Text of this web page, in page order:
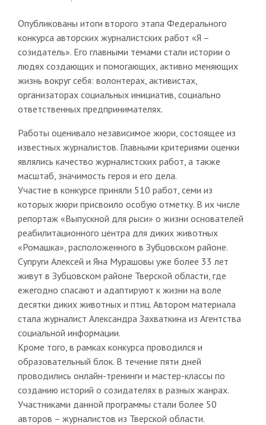
Опубликованы итоги второго этапа Федерального
конкурса авторских журналистских работ «Я –
созидатель». Его главными темами стали истории о
людях создающих и помогающих, активно меняющих
жизнь вокруг себя: волонтерах, активистах,
организаторах социальных инициатив, социально
ответственных предпринимателях.
Работы оценивало независимое жюри, состоящее из
известных журналистов. Главными критериями оценки
являлись качество журналистских работ, а также
масштаб, значимость героя и его дела.
Участие в конкурсе приняли 510 работ, семи из
которых жюри присвоило особую отметку. В их числе
репортаж «Выпускной для рыси» о жизни основателей
реабилитационного центра для диких животных
«Ромашка», расположенного в Зубцовском районе.
Супруги Алексей и Яна Мурашовы уже более 33 лет
живут в Зубцовском районе Тверской области, где
ежегодно спасают и адаптируют к жизни на воле
десятки диких животных и птиц. Автором материала
стала журналист Александра Захваткина из Агентства
социальной информации.
Кроме того, в рамках конкурса проводился и
образовательный блок. В течение пяти дней
проводились онлайн-тренинги и мастер-классы по
созданию историй о созидателях в разных жанрах.
Участниками данной программы стали более 50
авторов – журналистов из Тверской области.